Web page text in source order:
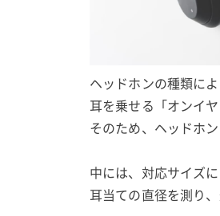
ヘッドホンの種類に
耳を乗せる「オンイ
そのため、ヘッドホ
中には、対応サイズ
耳当ての直径を測り